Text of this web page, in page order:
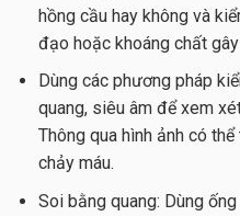
hồng cầu hay không và
đạo hoặc khoáng chất
Dùng các phương pháp
quang, siêu âm để xem
Thông qua hình ảnh có
chảy máu.
Soi bằng quang: Dùng